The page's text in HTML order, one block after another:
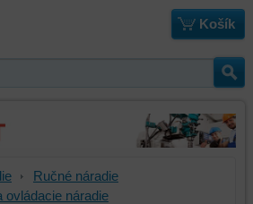
Košík
Ručné náradie
náradie